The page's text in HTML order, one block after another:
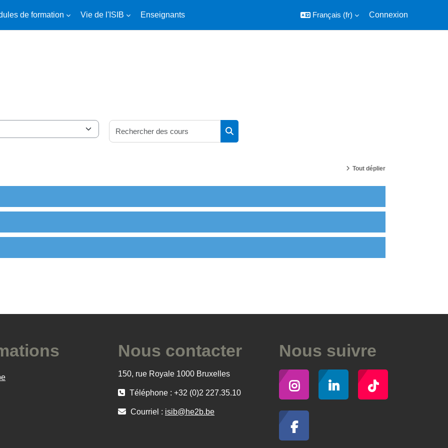
de formation Vie de l'ISIB Enseignants Français ‎(fr)‎ Connexion
Rechercher des cours
Tout déplier
Nous contacter
150, rue Royale 1000 Bruxelles
Téléphone : +32 (0)2 227.35.10
Courriel : isib@he2b.be
Nous suivre